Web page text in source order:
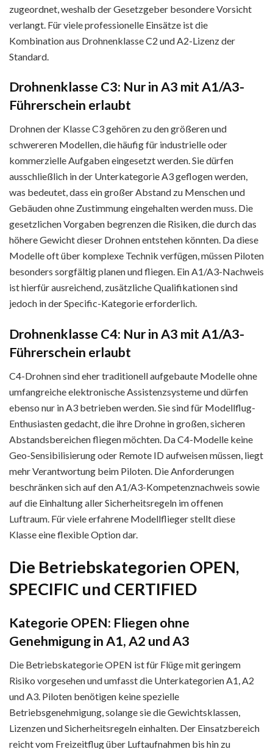
zugeordnet, weshalb der Gesetzgeber besondere Vorsicht
verlangt. Für viele professionelle Einsätze ist die
Kombination aus Drohnenklasse C2 und A2-Lizenz der
Standard.
Drohnenklasse C3: Nur in A3 mit A1/A3-
Führerschein erlaubt
Drohnen der Klasse C3 gehören zu den größeren und
schwereren Modellen, die häufig für industrielle oder
kommerzielle Aufgaben eingesetzt werden. Sie dürfen
ausschließlich in der Unterkategorie A3 geflogen werden,
was bedeutet, dass ein großer Abstand zu Menschen und
Gebäuden ohne Zustimmung eingehalten werden muss. Die
gesetzlichen Vorgaben begrenzen die Risiken, die durch das
höhere Gewicht dieser Drohnen entstehen könnten. Da diese
Modelle oft über komplexe Technik verfügen, müssen Piloten
besonders sorgfältig planen und fliegen. Ein A1/A3-Nachweis
ist hierfür ausreichend, zusätzliche Qualifikationen sind
jedoch in der Specific-Kategorie erforderlich.
Drohnenklasse C4: Nur in A3 mit A1/A3-
Führerschein erlaubt
C4-Drohnen sind eher traditionell aufgebaute Modelle ohne
umfangreiche elektronische Assistenzsysteme und dürfen
ebenso nur in A3 betrieben werden. Sie sind für Modellflug-
Enthusiasten gedacht, die ihre Drohne in großen, sicheren
Abstandsbereichen fliegen möchten. Da C4-Modelle keine
Geo-Sensibilisierung oder Remote ID aufweisen müssen, liegt
mehr Verantwortung beim Piloten. Die Anforderungen
beschränken sich auf den A1/A3-Kompetenznachweis sowie
auf die Einhaltung aller Sicherheitsregeln im offenen
Luftraum. Für viele erfahrene Modellflieger stellt diese
Klasse eine flexible Option dar.
Die Betriebskategorien OPEN,
SPECIFIC und CERTIFIED
Kategorie OPEN: Fliegen ohne
Genehmigung in A1, A2 und A3
Die Betriebskategorie OPEN ist für Flüge mit geringem
Risiko vorgesehen und umfasst die Unterkategorien A1, A2
und A3. Piloten benötigen keine spezielle
Betriebsgenehmigung, solange sie die Gewichtsklassen,
Lizenzen und Sicherheitsregeln einhalten. Der Einsatzbereich
reicht vom Freizeitflug über Luftaufnahmen bis hin zu